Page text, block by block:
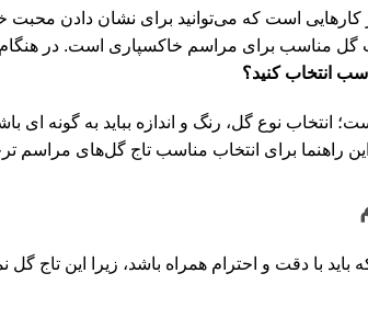
است که می‌توانید برای نشان دادن محبت
گل مناسب برای مراسم خاکسپاری است. در
انتخاب کنید؟
انتخاب نوع گل، رنگ و اندازه‌ بباید به
این راهنما برای انتخاب مناسب تاج گل‌های
با دقت و احترام همراه باشد، زیرا این تاج